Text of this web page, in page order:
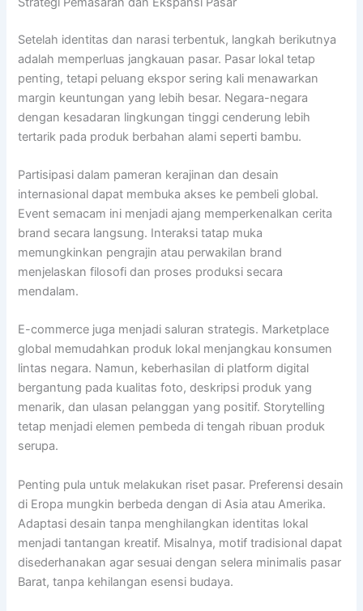
Setelah identitas dan narasi terbentuk, langkah berikutnya
adalah memperluas jangkauan pasar. Pasar lokal tetap
penting, tetapi peluang ekspor sering kali menawarkan
margin keuntungan yang lebih besar. Negara-negara
dengan kesadaran lingkungan tinggi cenderung lebih
tertarik pada produk berbahan alami seperti bambu.
Partisipasi dalam pameran kerajinan dan desain
internasional dapat membuka akses ke pembeli global.
Event semacam ini menjadi ajang memperkenalkan cerita
brand secara langsung. Interaksi tatap muka
memungkinkan pengrajin atau perwakilan brand
menjelaskan filosofi dan proses produksi secara
mendalam.
E-commerce juga menjadi saluran strategis. Marketplace
global memudahkan produk lokal menjangkau konsumen
lintas negara. Namun, keberhasilan di platform digital
bergantung pada kualitas foto, deskripsi produk yang
menarik, dan ulasan pelanggan yang positif. Storytelling
tetap menjadi elemen pembeda di tengah ribuan produk
serupa.
Penting pula untuk melakukan riset pasar. Preferensi desain
di Eropa mungkin berbeda dengan di Asia atau Amerika.
Adaptasi desain tanpa menghilangkan identitas lokal
menjadi tantangan kreatif. Misalnya, motif tradisional dapat
disederhanakan agar sesuai dengan selera minimalis pasar
Barat, tanpa kehilangan esensi budaya.